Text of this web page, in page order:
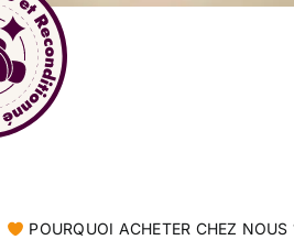
POURQUOI ACHETER CHEZ NOUS